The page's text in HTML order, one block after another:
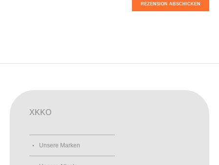
REZENSION ABSCHICKEN
XKKO
Unsere Marken